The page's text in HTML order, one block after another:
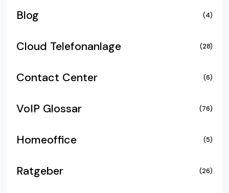
Blog (4)
Cloud Telefonanlage (28)
Contact Center (6)
VoIP Glossar (76)
Homeoffice (5)
Ratgeber (26)